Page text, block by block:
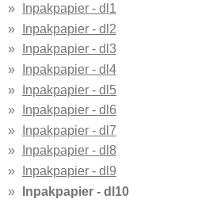
Inpakpapier - dl1
Inpakpapier - dl2
Inpakpapier - dl3
Inpakpapier - dl4
Inpakpapier - dl5
Inpakpapier - dl6
Inpakpapier - dl7
Inpakpapier - dl8
Inpakpapier - dl9
Inpakpapier - dl10